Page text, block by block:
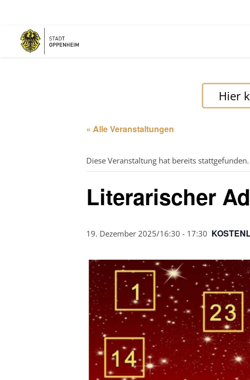
Hier
« Alle Veranstaltungen
Diese Veranstaltung hat bereits stattgefunden.
Literarischer
19. Dezember 2025/16:30 - 17:30